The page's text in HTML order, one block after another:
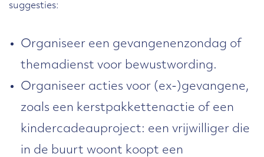
suggesties:
Organiseer een gevangenenzondag of
themadienst voor bewustwording.
Organiseer acties voor (ex-)gevangene,
zoals een kerstpakkettenactie of een
kindercadeauproject: een vrijwilliger die
in de buurt woont koopt een